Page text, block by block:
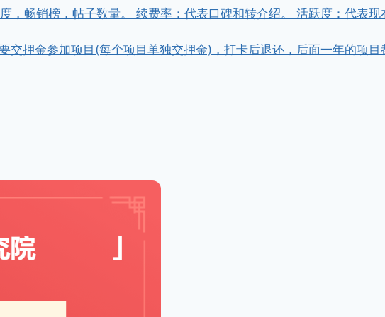
，畅销榜，帖子数量。 续费率：代表口碑和转介绍。 活跃度：代表现
交押金参加项目(每个项目单独交押金)，打卡后退还，后面一年的项目